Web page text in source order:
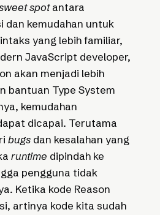
spotantara
dan kemudahan untuk
yang lebih familiar,
JavaScript developer,
akan menjadi lebih
bantuan Type System
kemudahan
dicapai. Terutama
bugs dan kesalahan yang
runtime dipindah ke
pengguna tidak
Ketika kode Reason
artinya kode kita sudah